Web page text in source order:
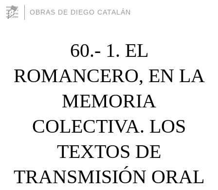
OBRAS DE DIEGO CATALÁN
60.- 1. EL
ROMANCERO, EΝ LA
MEMORIA
COLECTIVA. LOS
TEXTOS DE
TRANSMISIÓN ORAL